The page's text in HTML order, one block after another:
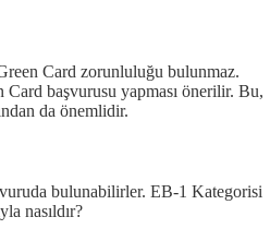
Card zorunluluğu bulunmaz.
başvurusu yapması önerilir. Bu,
da önemlidir.
bulunabilirler. EB-1 Kategorisi
nasıldır?